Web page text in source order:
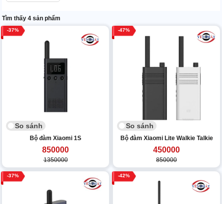
Tìm thấy 4 sản phẩm
37
So sánh
Bộ đàm Xiaomi 1S
850000
1350000
47
So sánh
Bộ đàm Xiaomi Lite Walkie Talkie
450000
850000
37 42